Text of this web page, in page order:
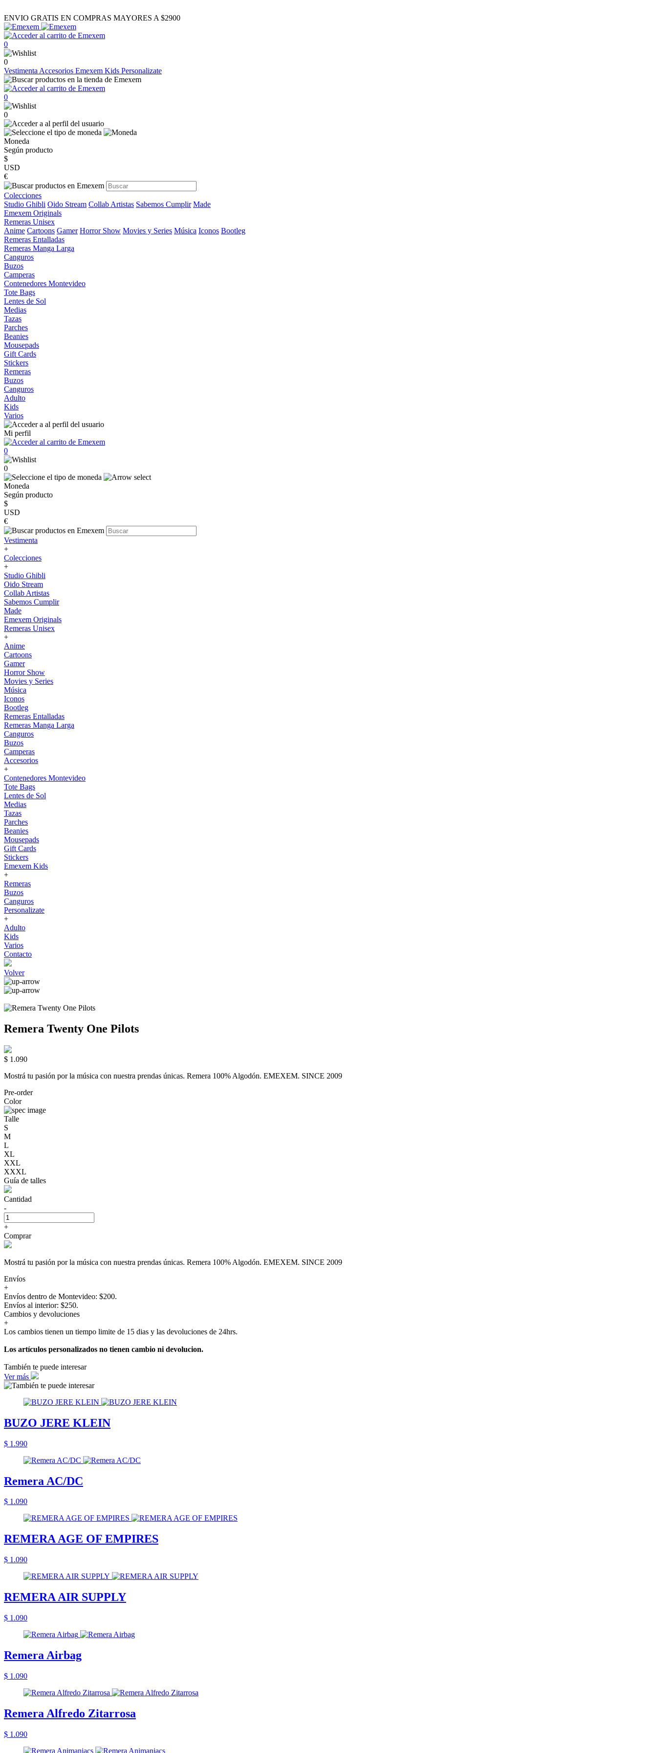
ENVIO GRATIS EN COMPRAS MAYORES A $2900
0
0
Vestimenta Accesorios Emexem Kids Personalizate
0
0
Moneda
Según producto
$
USD
€
Colecciones
Studio Ghibli Oido Stream Collab Artistas Sabemos Cumplir Made
Emexem Originals
Remeras Unisex
Anime Cartoons Gamer Horror Show Movies y Series Música Iconos Bootleg
Remeras Entalladas
Remeras Manga Larga
Canguros
Buzos
Camperas
Contenedores Montevideo
Tote Bags
Lentes de Sol
Medias
Tazas
Parches
Beanies
Mousepads
Gift Cards
Stickers
Remeras
Buzos
Canguros
Adulto
Kids
Varios
Mi perfil
0
0
Moneda
Según producto
$
USD
€
Vestimenta
+
Colecciones
+
Studio Ghibli
Oido Stream
Collab Artistas
Sabemos Cumplir
Made
Emexem Originals
Remeras Unisex
+
Anime
Cartoons
Gamer
Horror Show
Movies y Series
Música
Iconos
Bootleg
Remeras Entalladas
Remeras Manga Larga
Canguros
Buzos
Camperas
Accesorios
+
Contenedores Montevideo
Tote Bags
Lentes de Sol
Medias
Tazas
Parches
Beanies
Mousepads
Gift Cards
Stickers
Emexem Kids
+
Remeras
Buzos
Canguros
Personalizate
+
Adulto
Kids
Varios
Contacto
Volver
Remera Twenty One Pilots
$ 1.090
Mostrá tu pasión por la música con nuestra prendas únicas. Remera 100% Algodón. EMEXEM. SINCE 2009
Pre-order
Color
Talle
S
M
L
XL
XXL
XXXL
Guía de talles
Cantidad
-
+
Comprar
Mostrá tu pasión por la música con nuestra prendas únicas. Remera 100% Algodón. EMEXEM. SINCE 2009
Envíos
+
Envíos dentro de Montevideo: $200.
Envíos al interior: $250.
Cambios y devoluciones
+
Los cambios tienen un tiempo limite de 15 dias y las devoluciones de 24hrs.
Los artículos personalizados no tienen cambio ni devolucion.
También te puede interesar
Ver más
BUZO JERE KLEIN
$ 1.990
Remera AC/DC
$ 1.090
REMERA AGE OF EMPIRES
$ 1.090
REMERA AIR SUPPLY
$ 1.090
Remera Airbag
$ 1.090
Remera Alfredo Zitarrosa
$ 1.090